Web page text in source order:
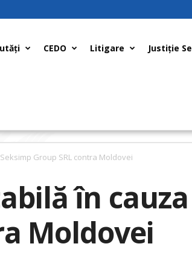
CEDO Litigare Justiţie
Group SRL contra Moldovei
în
Moldovei